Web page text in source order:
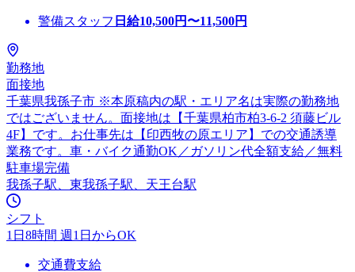
警備スタッフ 日給10,500円〜11,500円
勤務地
面接地
千葉県我孫子市 ※本原稿内の駅・エリア名は実際の勤務地
ではございません。面接地は【千葉県柏市柏3-6-2 須藤ビル
4F】です。お仕事先は【印西牧の原エリア】での交通誘導
業務です。車・バイク通勤OK／ガソリン代全額支給／無料
駐車場完備
我孫子駅、東我孫子駅、天王台駅
シフト
1日8時間 週1日からOK
交通費支給